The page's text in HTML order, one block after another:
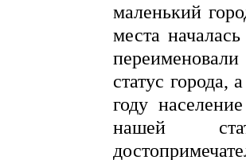
маленький
места
статус города,
году
нашей